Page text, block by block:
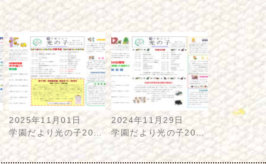
2025年11月01日
学園だより光の子20…
2024年11月29日
学園だより光の子20…